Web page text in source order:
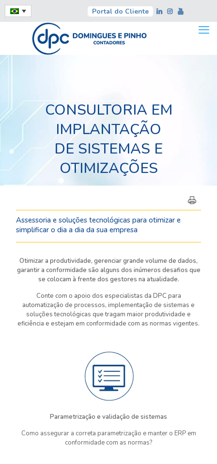
Portal do Cliente
CONSULTORIA EM
IMPLANTAÇÃO
DE SISTEMAS E
OTIMIZAÇÕES
Assessoria e soluções tecnológicas para otimizar e
simplificar o dia a dia da sua empresa
Otimizar a produtividade, gerenciar grande volume de dados,
garantir a conformidade são alguns dos inúmeros desafios que
se colocam à frente dos gestores na atualidade.
Conte com o apoio dos especialistas da DPC para
automatização de processos, implementação de sistemas e
soluções tecnológicas que tragam maior produtividade e
eficiência e estejam em conformidade com as normas vigentes.
Parametrização e validação de sistemas
Como assegurar a correta parametrização e manter o ERP em
conformidade com as normas?